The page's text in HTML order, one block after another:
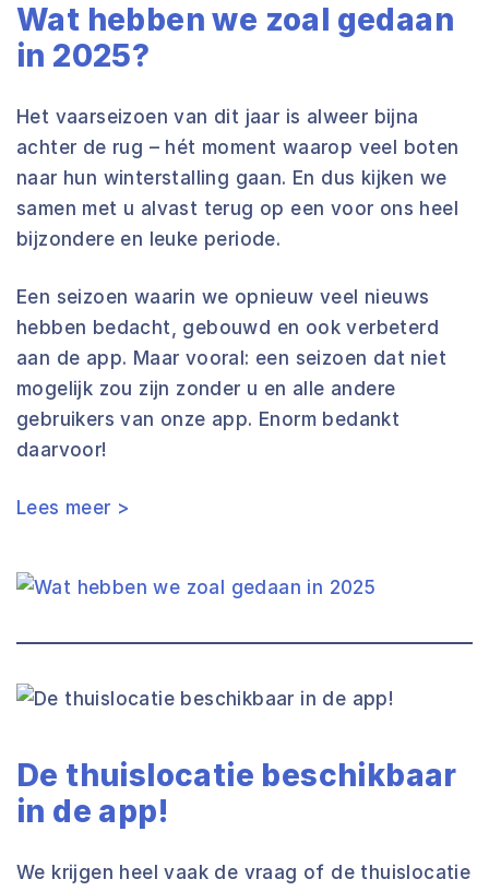
Wat hebben we zoal gedaan
in 2025?
Het vaarseizoen van dit jaar is alweer bijna
achter de rug – hét moment waarop veel boten
naar hun winterstalling gaan. En dus kijken we
samen met u alvast terug op een voor ons heel
bijzondere en leuke periode.
Een seizoen waarin we opnieuw veel nieuws
hebben bedacht, gebouwd en ook verbeterd
aan de app. Maar vooral: een seizoen dat niet
mogelijk zou zijn zonder u en alle andere
gebruikers van onze app. Enorm bedankt
daarvoor!
Lees meer >
De thuislocatie beschikbaar
in de app!
We krijgen heel vaak de vraag of de thuislocatie